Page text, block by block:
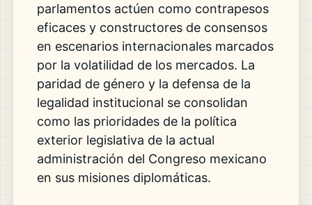
parlamentos actúen como contrapesos
eficaces y constructores de consensos
en escenarios internacionales marcados
por la volatilidad de los mercados. La
paridad de género y la defensa de la
legalidad institucional se consolidan
como las prioridades de la política
exterior legislativa de la actual
administración del Congreso mexicano
en sus misiones diplomáticas.